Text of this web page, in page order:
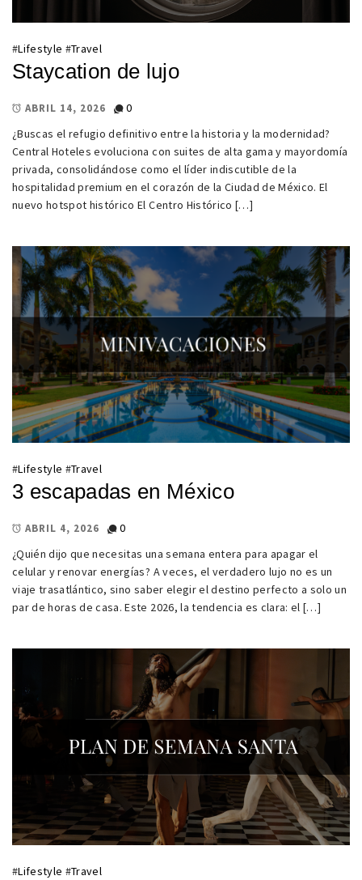
#Lifestyle #Travel
Staycation de lujo
ABRIL 14, 2026
0
¿Buscas el refugio definitivo entre la historia y la modernidad?
Central Hoteles evoluciona con suites de alta gama y mayordomía
privada, consolidándose como el líder indiscutible de la
hospitalidad premium en el corazón de la Ciudad de México. El
nuevo hotspot histórico El Centro Histórico […]
#Lifestyle #Travel
3 escapadas en México
ABRIL 4, 2026
0
¿Quién dijo que necesitas una semana entera para apagar el
celular y renovar energías? A veces, el verdadero lujo no es un
viaje trasatlántico, sino saber elegir el destino perfecto a solo un
par de horas de casa. Este 2026, la tendencia es clara: el […]
#Lifestyle #Travel